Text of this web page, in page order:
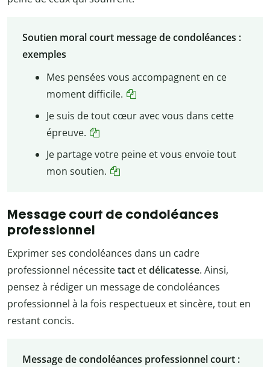
Soutien moral court message de condoléances :
exemples
Mes pensées vous accompagnent en ce
moment difficile.
Je suis de tout cœur avec vous dans cette
épreuve.
Je partage votre peine et vous envoie tout
mon soutien.
Message court de condoléances
professionnel
Exprimer ses condoléances dans un cadre
professionnel nécessitetact etdélicatesse. Ainsi,
pensez à rédiger un message de condoléances
professionnel à la fois respectueux et sincère, tout en
restant concis.
Message de condoléances professionnel court :